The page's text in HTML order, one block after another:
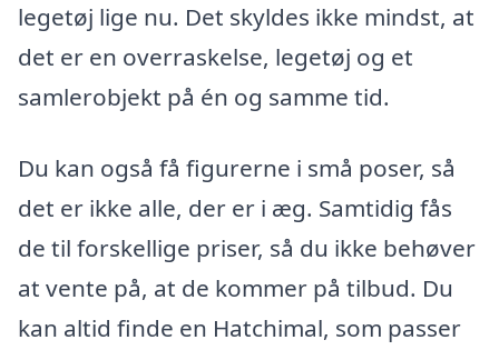
legetøj lige nu. Det skyldes ikke mindst, at
det er en overraskelse, legetøj og et
samlerobjekt på én og samme tid.
Du kan også få figurerne i små poser, så
det er ikke alle, der er i æg. Samtidig fås
de til forskellige priser, så du ikke behøver
at vente på, at de kommer på tilbud. Du
kan altid finde en Hatchimal, som passer